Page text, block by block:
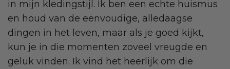
in mijn kledingstijl. Ik ben een echte huismus
en houd van de eenvoudige, alledaagse
dingen in het leven, maar als je goed kijkt,
kun je in die momenten zoveel vreugde en
geluk vinden. Ik vind het heerlijk om die